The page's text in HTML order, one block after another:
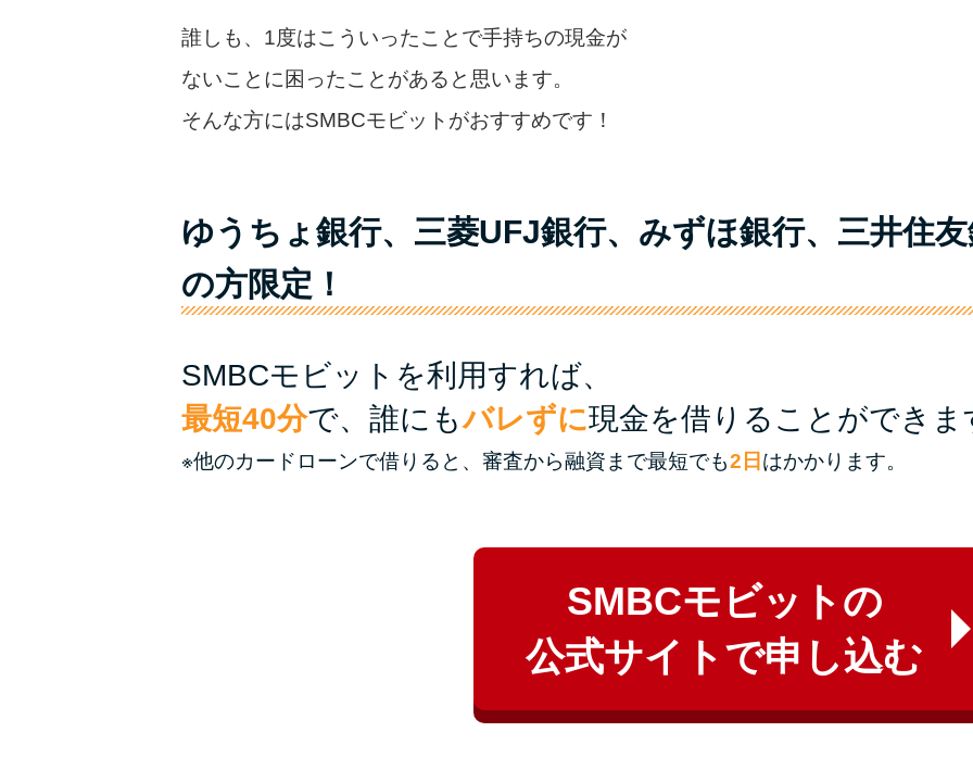
誰しも、1度はこういったことで手持ちの現金が
ないことに困ったことがあると思います。
そんな方にはSMBCモビットがおすすめです！
ゆうちょ銀行、三菱UFJ銀行、みずほ銀行、三井住
の方限定！
SMBCモビットを利用すれば、
最短40分で、誰にもバレずに現金を借りることができま
※他のカードローンで借りると、審査から融資まで最短でも2日 はかかります。
SMBCモビットの
公式サイトで申し込む